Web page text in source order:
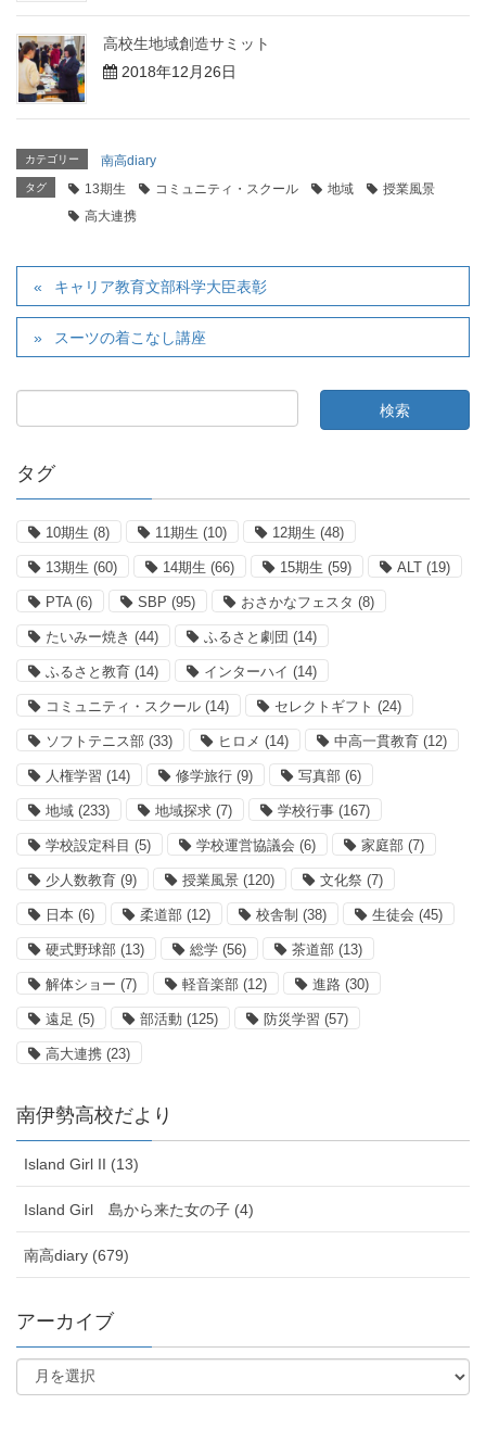
高校生地域創造サミット
2018年12月26日
カテゴリー 南高diary
タグ 13期生 コミュニティ・スクール 地域
授業風景
高大連携
キャリア教育文部科学大臣表彰
スーツの着こなし講座
タグ
10期生 (8) 11期生 (10) 12期生 (48)
13期生 (60) 14期生 (66) 15期生 (59) ALT (19)
PTA(6) SBP (95) おさかなフェスタ (8)
たいみー焼き (44) ふるさと劇団 (14)
ふるさと教育 (14) インターハイ (14)
コミュニティ・スクール (14) セレクトギフト (24)
ソフトテニス部 (33) ヒロメ (14) 中高一貫教育 (12)
人権学習 (14) 修学旅行 (9) 写真部 (6)
地域 (233) 地域探求 (7) 学校行事 (167)
学校設定科目 (5) 学校運営協議会 (6) 家庭部 (7)
少人数教育 (9) 授業風景 (120) 文化祭 (7)
日本 (6) 柔道部 (12) 校舎制 (38) 生徒会 (45)
硬式野球部 (13) 総学 (56) 茶道部 (13)
解体ショー (7) 軽音楽部 (12) 進路 (30)
遠足 (5) 部活動 (125) 防災学習 (57)
高大連携 (23)
南伊勢高校だより
Island Girl II (13)
Island Girl 島から来た女の子 (4)
南高diary (679)
アーカイブ